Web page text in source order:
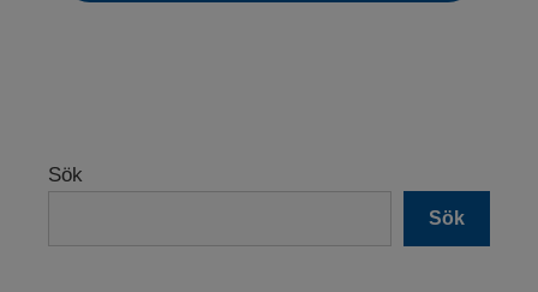
Sök
Sök